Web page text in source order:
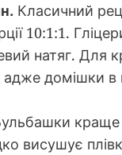
Класичний
10:1:1.
натяг. Для
домішки в
краще
висушує